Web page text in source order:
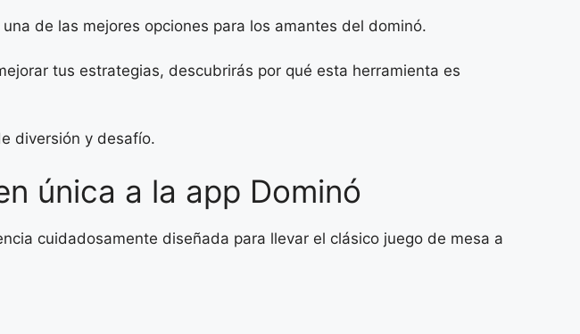
de las mejores opciones para los amantes del dominó.
tus estrategias, descubrirás por qué esta herramienta es
diversión y desafío.
única a la app Dominó
cuidadosamente diseñada para llevar el clásico juego de mesa a